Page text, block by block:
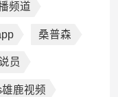
频道
桑普森
员
鹿视频